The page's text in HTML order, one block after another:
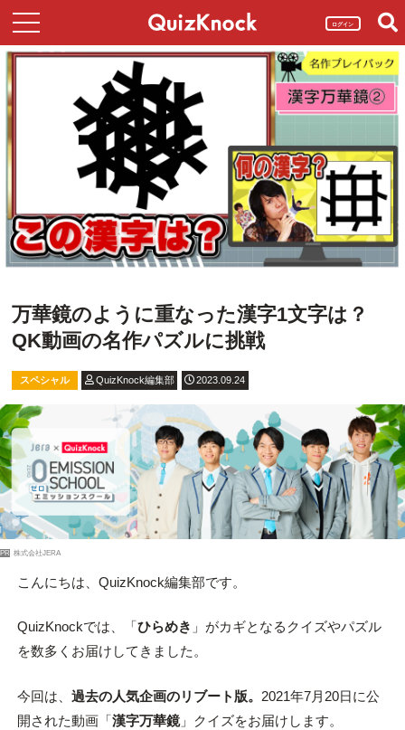
ログイン
万華鏡のように重なった漢字1文字は？
QK動画の名作パズルに挑戦
スペシャル QuizKnock編集部 2023.09.24
PR 株式会社JERA
こんにちは、QuizKnock編集部です。
QuizKnockでは、「 ひらめき 」がカギとなるクイズやパズル
を数多くお届けしてきました。
今回は、 過去の人気企画のリブート版。 2021年7月20日に公
開された動画「漢字万華鏡」クイズをお届けします。